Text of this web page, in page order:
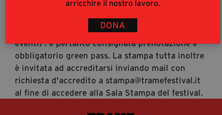
arricchire il nostro lavoro.
DONA
Accrediti Stampa. L'accesso al festival ai
giornalisti risponde alle modalità di accesso del
pubblico (https://www.tramefestival.it/accesso-
eventi) : è pertanto consigliata prenotazione e
obbligatorio green pass. La stampa tutta inoltre
è invitata ad accreditarsi inviando mail con
richiesta d'accredito a stampa@tramefestival.it
al fine di accedere alla Sala Stampa del festival.